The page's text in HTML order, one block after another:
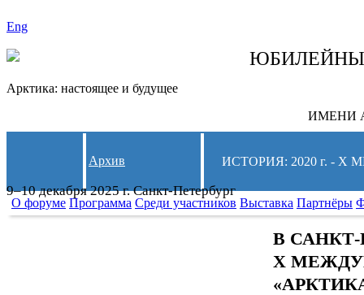
Eng
Арктика: настоящее и будущее
ИМЕНИ
9–10 декабря 2025 г. Санкт-Петербург
Архив ИСТОРИЯ: 2020 г. -
О форуме Программа Среди участников Выставка Партнёры
В
X